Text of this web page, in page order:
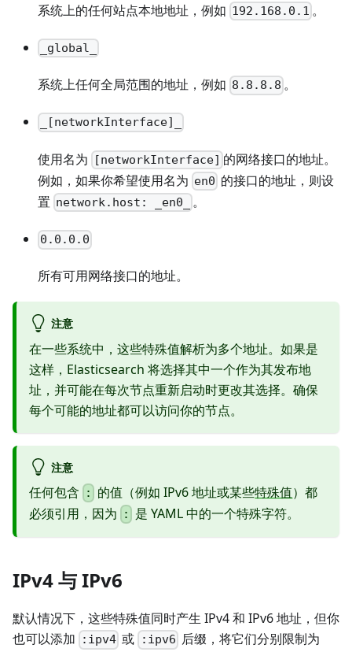
系统上的任何站点本地地址，例如 192.168.0.1 。
_global_
系统上任何全局范围的地址，例如 8.8.8.8 。
_[networkInterface]_
使用名为 [networkInterface] 的网络接口的地址。
例如，如果你希望使用名为 en0 的接口的地址，则设
置 network.host: _en0_ 。
0.0.0.0
所有可用网络接口的地址。
注意
在一些系统中，这些特殊值解析为多个地址。如果是
这样，Elasticsearch 将选择其中一个作为其发布地
址，并可能在每次节点重新启动时更改其选择。确保
每个可能的地址都可以访问你的节点。
注意
任何包含 : 的值（例如 IPv6 地址或某些特殊值）都
必须引用，因为
: 是 YAML 中的一个特殊字符。
IPv4 与 IPv6
默认情况下，这些特殊值同时产生 IPv4 和 IPv6 地址，但你
也可以添加
:ipv4 或 :ipv6 后缀，将它们分别限制为